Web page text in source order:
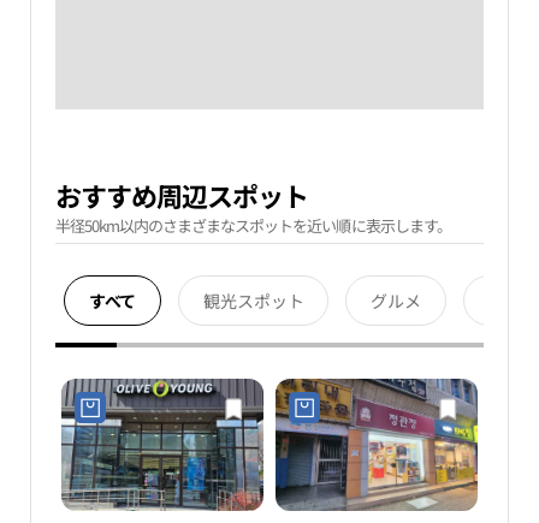
おすすめ周辺スポット
半径50km以内のさまざまなスポットを近い順に表示します。
すべて 観光スポット グルメ